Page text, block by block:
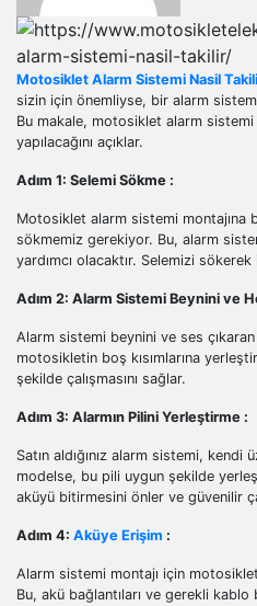
Motosiklet Alarm Sistemi Nasil
sizin için önemliyse, bir alarm
Bu makale, motosiklet alarm sistemi
yapılacağını açıklar.
Adım 1: Selemi Sökme :
Motosiklet alarm sistemi montajına
sökmemiz gerekiyor. Bu, alarm
yardımcı olacaktır. Selemizi sökerek
Adım 2: Alarm Sistemi Beynini ve
Alarm sistemi beynini ve ses
motosikletin boş kısımlarına
şekilde çalışmasını sağlar.
Adım 3: Alarmın Pilini Yerleştirme :
Satın aldığınız alarm sistemi,
modelse, bu pili uygun şekilde
aküyü bitirmesini önler ve güvenilir
Adım 4: Aküye Erişim :
Alarm sistemi montajı için
Bu, akü bağlantıları ve gerekli kablo